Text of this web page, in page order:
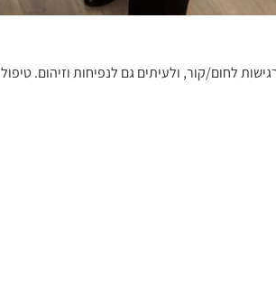
לחום/קור, ולעיתים גם לנפיחות וזיהום.